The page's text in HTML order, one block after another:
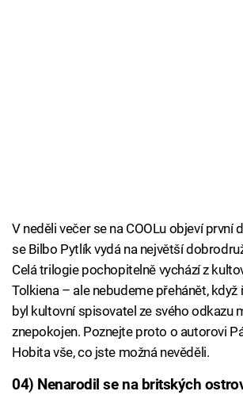
V neděli večer se na COOLu objeví první
se Bilbo Pytlík vydá na největší
Celá trilogie pochopitelně vychází z
Tolkiena – ale nebudeme přehánět, když
byl kultovní spisovatel ze svého odkazu
znepokojen. Poznejte proto o autorovi
Hobita vše, co jste možná nevěděli.
04) Nenarodil se na britských